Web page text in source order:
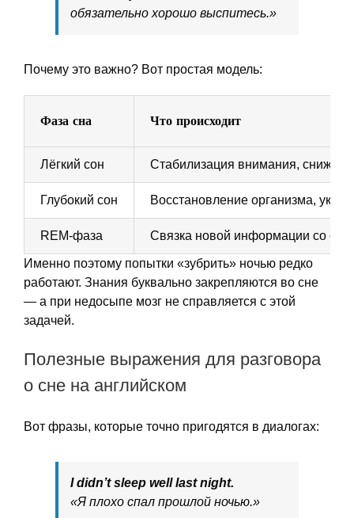
обязательно хорошо выспитесь.»
Почему это важно? Вот простая модель:
Фаза сна Что происходит
Лёгкий сон Стабилизация внимания,
Глубокий сон Восстановление организма,
REM-фаза Связка новой информации со
Именно поэтому попытки «зубрить» ночью редко
работают. Знания буквально закрепляются во сне
— а при недосыпе мозг не справляется с этой
задачей.
Полезные выражения для разговора
о сне на английском
Вот фразы, которые точно пригодятся в диалогах:
I didn’t sleep well last night.
«Я плохо спал прошлой ночью.»